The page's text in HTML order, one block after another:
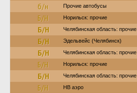
б/н Прочие автобусы
Б/Н Норильск: прочие
Б/Н Челябинская область: прочие
Б/Н Эдельвейс (Челябинск)
Б/Н Челябинская область: прочие
Б/Н Норильск: прочие
Б/Н Челябинская область: прочие
Б/Н НВ аэро